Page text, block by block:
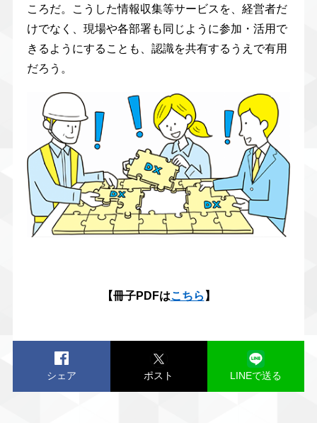
ころだ。こうした情報収集等サービスを、経営者だ
けでなく、現場や各部署も同じように参加・活用で
きるようにすることも、認識を共有するうえで有用
だろう。
【冊子PDFはこちら 】
シェア ポスト LINEで送る